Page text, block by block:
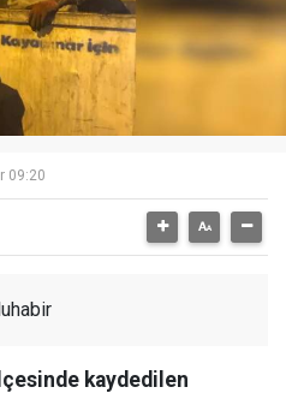
09:20
kaydedilen